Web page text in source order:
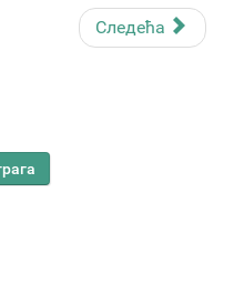
Следећа